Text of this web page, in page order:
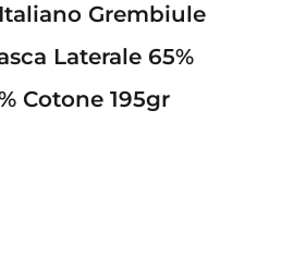
Italiano Grembiule
Laterale 65%
Cotone 195gr